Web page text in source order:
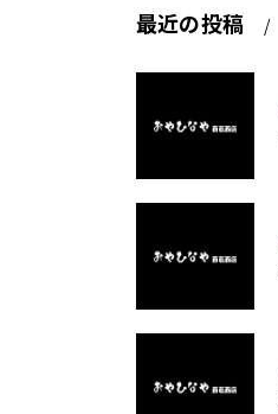
最近の投稿